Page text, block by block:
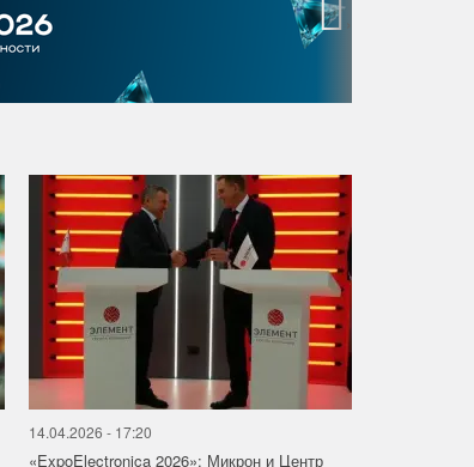
14.04.2026 - 17:20
«ExpoElectronica 2026»: Микрон и Центр